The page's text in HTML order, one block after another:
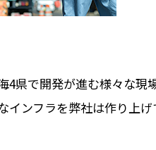
県で開発が進む様々な現
インフラを弊社は作り上